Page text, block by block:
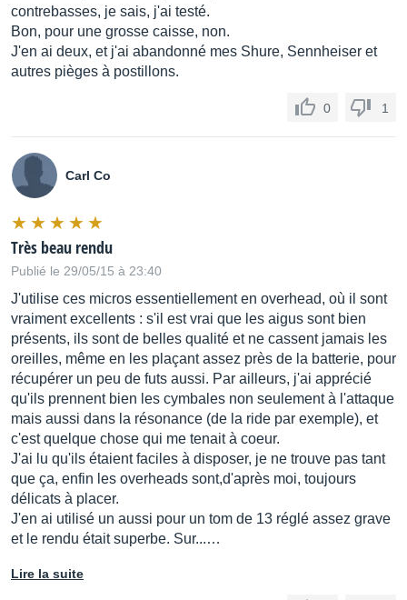
contrebasses, je sais, j'ai testé.
Bon, pour une grosse caisse, non.
J'en ai deux, et j'ai abandonné mes Shure, Sennheiser et
autres pièges à postillons.
0 1
Carl Co
Très beau rendu
Publié le 29/05/15 à 23:40
J'utilise ces micros essentiellement en overhead, où il sont
vraiment excellents : s'il est vrai que les aigus sont bien
présents, ils sont de belles qualité et ne cassent jamais les
oreilles, même en les plaçant assez près de la batterie, pour
récupérer un peu de futs aussi. Par ailleurs, j'ai apprécié
qu'ils prennent bien les cymbales non seulement à l'attaque
mais aussi dans la résonance (de la ride par exemple), et
c'est quelque chose qui me tenait à coeur.
J'ai lu qu'ils étaient faciles à disposer, je ne trouve pas tant
que ça, enfin les overheads sont,d'après moi, toujours
délicats à placer.
J'en ai utilisé un aussi pour un tom de 13 réglé assez grave
et le rendu était superbe. Sur...…
Lire la suite